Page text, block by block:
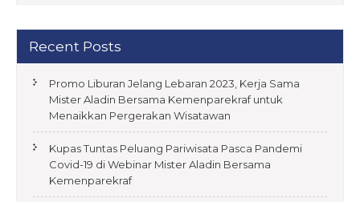
a
t
Recent Posts
Promo Liburan Jelang Lebaran 2023, Kerja Sama
Mister Aladin Bersama Kemenparekraf untuk
Menaikkan Pergerakan Wisatawan
Kupas Tuntas Peluang Pariwisata Pasca Pandemi
Covid-19 di Webinar Mister Aladin Bersama
Kemenparekraf